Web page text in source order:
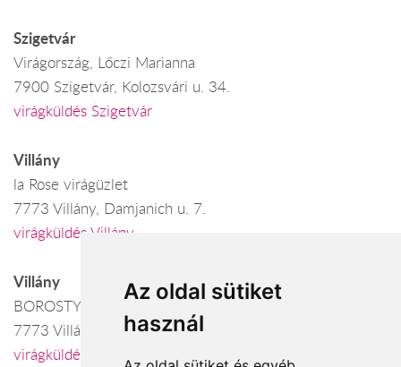
Az oldal sütiket
használ
Szigetvár
Virágország, Lőczi Marianna
7900 Szigetvár, Kolozsvári u. 34.
virágküldés Szigetvár
Villány
la Rose virágüzlet
7773 Villány, Damjanich u. 7.
virágküldés Villány
Villány
BOROSTYÁN VIRÁGÜZLET
7773 Villány, Baross G.u. 21.
virágküldés Villány